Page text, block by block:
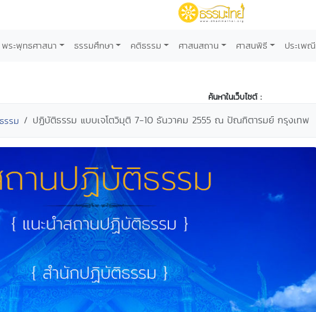
พระพุทธศาสนา ธรรมศึกษา คติธรรม ศาสนสถาน ศาสนพิธี ประเพณี
ค้นหาในเว็บไซต์ :
รรม ปฏิบัติธรรม แบบเจโตวิมุติ 7-10 ธันวาคม 2555 ณ ปัณฑิตารมย์ กรุงเทพ